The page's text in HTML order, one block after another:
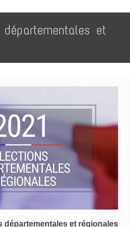
et
départementales et régionales